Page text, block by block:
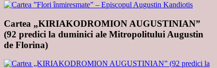
Cartea „KIRIAKODROMION AUGUSTINIAN”
(92 predici la duminici ale Mitropolitului Augustin
de Florina)